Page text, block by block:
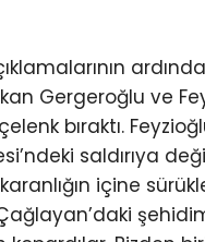
Gergeroğlu ve
bıraktı.
saldırıya
içine